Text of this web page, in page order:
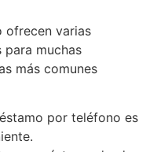
ofrecen varias
muchas
más comunes
por teléfono es